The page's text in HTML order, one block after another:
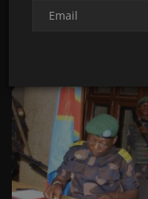
Rédaction Jan 3, 2025